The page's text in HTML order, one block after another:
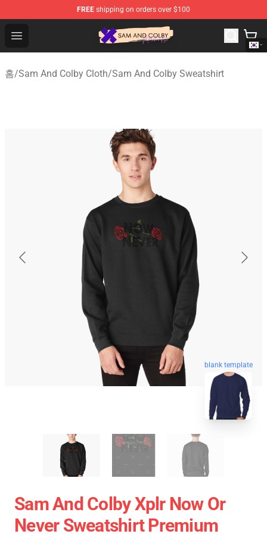
FREE shipping on orders over $100
Open menu
Sam And Colby Shop - Official Sam And Colby
홈/Sam And Colby Cloth/Sam And Colby Sweatshirt
blank template
Sam And Colby Xplr Now Or
Never Sweatshirt Premium